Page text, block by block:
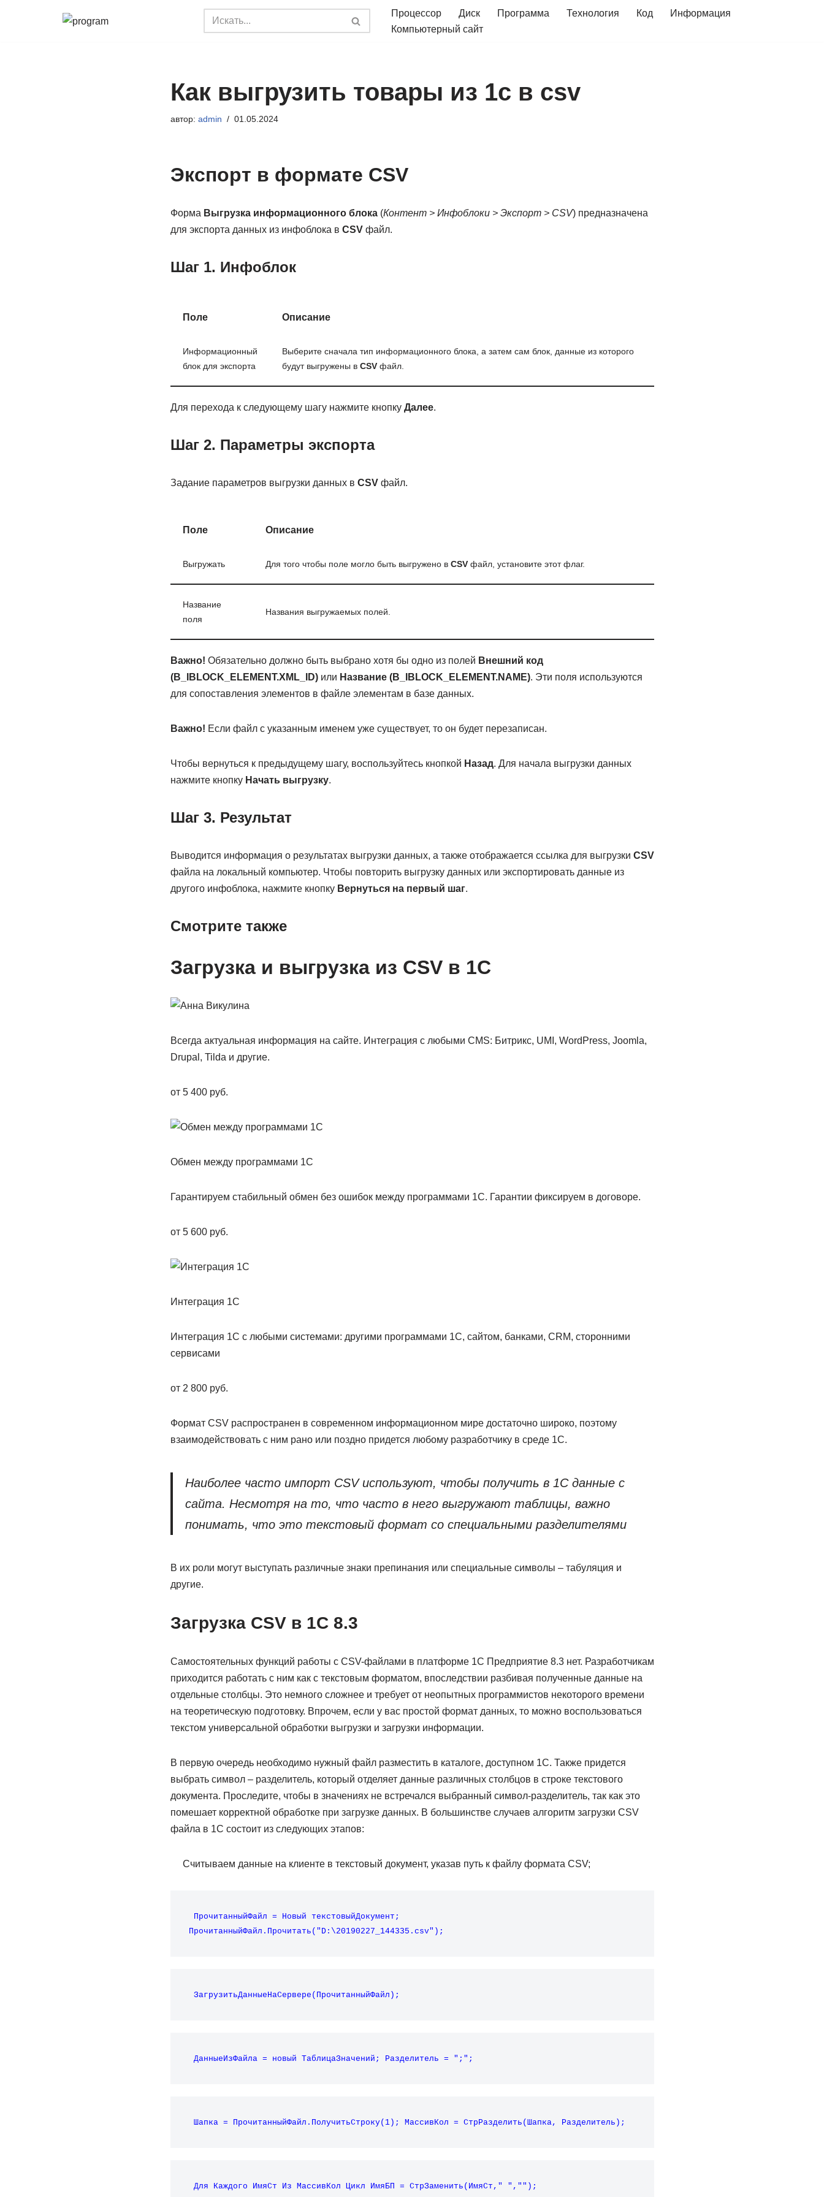
Процессор Диск Программа Технология Код
Информация
Компьютерный сайт
Как выгрузить товары из 1с в csv
автор: admin 01.05.2024
Экспорт в формате CSV
Форма Выгрузка информационного блока(Контент > Инфоблоки > Экспорт > CSV) предназначена
для экспорта данных из инфоблока в CSVфайл.
Шаг 1. Инфоблок
Поле Описание
Информационный
блок для экспорта
Выберите сначала тип информационного блока, а затем сам блок, данные из которого
будут выгружены в CSVфайл.
Для перехода к следующему шагу нажмите кнопку Далее.
Шаг 2. Параметры экспорта
Задание параметров выгрузки данных в CSVфайл.
Поле Описание
Выгружать Для того чтобы поле могло быть выгружено в CSVфайл, установите этот флаг.
Название
поля
Названия выгружаемых полей.
Важно! Обязательно должно быть выбрано хотя бы одно из полей Внешний код
(B_IBLOCK_ELEMENT.XML_ID)или Название (B_IBLOCK_ELEMENT.NAME). Эти поля используются
для сопоставления элементов в файле элементам в базе данных.
Важно! Если файл с указанным именем уже существует, то он будет перезаписан.
Чтобы вернуться к предыдущему шагу, воспользуйтесь кнопкой Назад. Для начала выгрузки данных
нажмите кнопку Начать выгрузку.
Шаг 3. Результат
Выводится информация о результатах выгрузки данных, а также отображается ссылка для выгрузки CSV
файла на локальный компьютер. Чтобы повторить выгрузку данных или экспортировать данные из
другого инфоблока, нажмите кнопку Вернуться на первый шаг.
Смотрите также
Загрузка и выгрузка из CSV в 1С
Всегда актуальная информация на сайте. Интеграция с любыми CMS: Битрикс, UMI, WordPress, Joomla,
Drupal, Tilda и другие.
от 5 400 руб.
Обмен между программами 1С
Гарантируем стабильный обмен без ошибок между программами 1С. Гарантии фиксируем в договоре.
от 5 600 руб.
Интеграция 1С
Интеграция 1С с любыми системами: другими программами 1С, сайтом, банками, CRM, сторонними
сервисами
от 2 800 руб.
Формат CSV распространен в современном информационном мире достаточно широко, поэтому
взаимодействовать с ним рано или поздно придется любому разработчику в среде 1С.
Наиболее часто импорт CSV используют, чтобы получить в 1С данные с
сайта. Несмотря на то, что часто в него выгружают таблицы, важно
понимать, что это текстовый формат со специальными разделителями
В их роли могут выступать различные знаки препинания или специальные символы – табуляция и
другие.
Загрузка CSV в 1С 8.3
Самостоятельных функций работы с CSV-файлами в платформе 1С Предприятие 8.3 нет. Разработчикам
приходится работать с ним как с текстовым форматом, впоследствии разбивая полученные данные на
отдельные столбцы. Это немного сложнее и требует от неопытных программистов некоторого времени
на теоретическую подготовку. Впрочем, если у вас простой формат данных, то можно воспользоваться
текстом универсальной обработки выгрузки и загрузки информации.
В первую очередь необходимо нужный файл разместить в каталоге, доступном 1С. Также придется
выбрать символ – разделитель, который отделяет данные различных столбцов в строке текстового
документа. Проследите, чтобы в значениях не встречался выбранный символ-разделитель, так как это
помешает корректной обработке при загрузке данных. В большинстве случаев алгоритм загрузки CSV
файла в 1С состоит из следующих этапов:
Считываем данные на клиенте в текстовый документ, указав путь к файлу формата CSV;
ПрочитанныйФайл = Новый текстовыйДокумент;
ПрочитанныйФайл.Прочитать("D:\20190227_144335.csv");
ЗагрузитьДанныеНаСервере(ПрочитанныйФайл);
ДанныеИзФайла = новый ТаблицаЗначений; Разделитель = ";";
Шапка = ПрочитанныйФайл.ПолучитьСтроку(1); МассивКол = СтрРазделить(Шапка, Разделитель);
Для Каждого ИмяСт Из МассивКол Цикл ИмяБП = СтрЗаменить(ИмяСт," ","");